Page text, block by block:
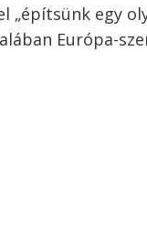
„építsünk egy
Európa-